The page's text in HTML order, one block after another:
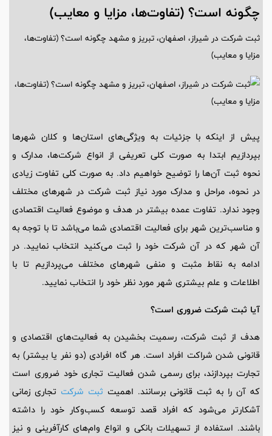
چگونه است؟ (تفاوت‌ها، مزایا و معایب)
ثبت شرکت در شیراز، اصفهان، تبریز و مشهد چگونه است؟ (تفاوت‌ها،
مزایا و معایب)
پیش از اینکه با جزئیات به ویژگی‌های استان‌ها و کلان‌ شهرها
بپردازیم ابتدا به صورت کلی تعریفی از انواع شرکت‌ها، مدارک و
نحوه ثبت آن‌ها را توضیح خواهیم داد. به صورت کلی تفاوت زیادی
در نحوه، مراحل و مدارک مورد نیاز ثبت شرکت در شهرهای مختلف
وجود ندارد. تفاوت عمده بیشتر در هدف و موضوع فعالیت اقتصادی
و مناسب‌ترین شهر برای فعالیت اقتصادی شما می‌باشد تا با توجه به
آن شهر که در آن شرکت خود را ثبت می‌کنید انتخاب نمایید. در
ادامه به نقاط مثبت و منفی شهرهای مختلف می‌پردازیم تا با
اطلاعات و علم بیشتری شهر مورد نظر خود را انتخاب نمایید.
آیا ثبت شرکت ضروری است؟
هدف از ثبت شرکت، رسمیت بخشیدن به فعالیت‌های اقتصادی و
قانونی شدن شراکت افراد است. هر گاه افرادی (دو نفر یا بیشتر) به
تجارت بپردازند، برای رسمی شدن فعالیت تجاری خود ضروری است
که آن را به ثبت قانونی برسانند. اهمیت ثبت شرکت تجاری زمانی
آشکارتر می‌شود که افراد قصد توسعه کسب‌وکار خود را داشته
باشند. استفاده از تسهیلات بانکی و انواع وام‌های کارآفرینی و نیز